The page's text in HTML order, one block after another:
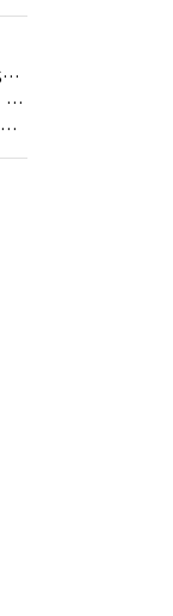
전기 창고도 돈을 번다?…ESS의 '두뇌' EMO가 뭐길래
하늘 위 특별함, 기내식에 담긴 기술의 세계
"도로 위 자율주행만 미래인가요"…진흙탕서 길 내는 HD현대 AI 기술